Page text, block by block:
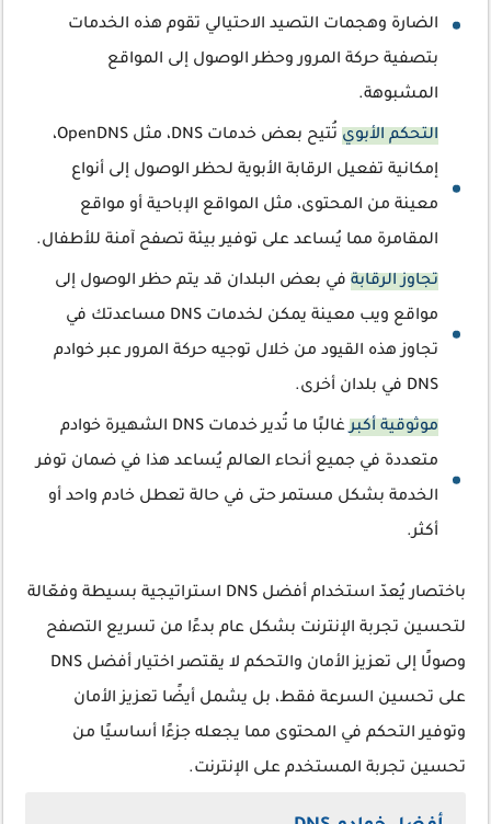
الضارة وهجمات التصيد الاحتيالي تقوم هذه الخدمات
بتصفية حركة المرور وحظر الوصول إلى المواقع
المشبوهة.
التحكم الأبوي
تُتيح بعض خدمات DNS، مثل OpenDNS،
إمكانية تفعيل الرقابة الأبوية لحظر الوصول إلى أنواع
معينة من المحتوى، مثل المواقع الإباحية أو مواقع
المقامرة مما يُساعد على توفير بيئة تصفح آمنة للأطفال.
تجاوز الرقابة في بعض البلدان قد يتم حظر الوصول إلى
مواقع ويب معينة يمكن لخدمات DNS مساعدتك في
تجاوز هذه القيود من خلال توجيه حركة المرور عبر خوادم
DNS في بلدان أخرى.
موثوقية أكبر
غالبًا ما تُدير خدمات DNS الشهيرة خوادم
متعددة في جميع أنحاء العالم يُساعد هذا في ضمان توفر
الخدمة بشكل مستمر حتى في حالة تعطل خادم واحد أو
أكثر.
باختصار يُعدّ استخدام أفضل DNS استراتيجية بسيطة وفعّالة
لتحسين تجربة الإنترنت بشكل عام بدءًا من تسريع التصفح
وصولًا إلى تعزيز الأمان والتحكم لا يقتصر اختيار أفضل DNS
على تحسين السرعة فقط، بل يشمل أيضًا تعزيز الأمان
وتوفير التحكم في المحتوى مما يجعله جزءًا أساسيًا من
تحسين تجربة المستخدم على الإنترنت.